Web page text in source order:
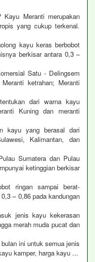
Meranti merupakan
yang cukup terkenal.
kayu keras berbobot
berkisar antara 0,3 –
Satu - Delingsem
ketrahan; Meranti
dari warna kayu
Kuning dan meranti
kayu yang berasal dari
Kalimantan, dan
Sumatera dan Pulau
ketinggian berkisar
ringan sampai berat-
– 0,86 pada kandungan
jenis kayu kekerasan
merah muda pucat dan
ini untuk semua jenis
kamper, harga kayu ...